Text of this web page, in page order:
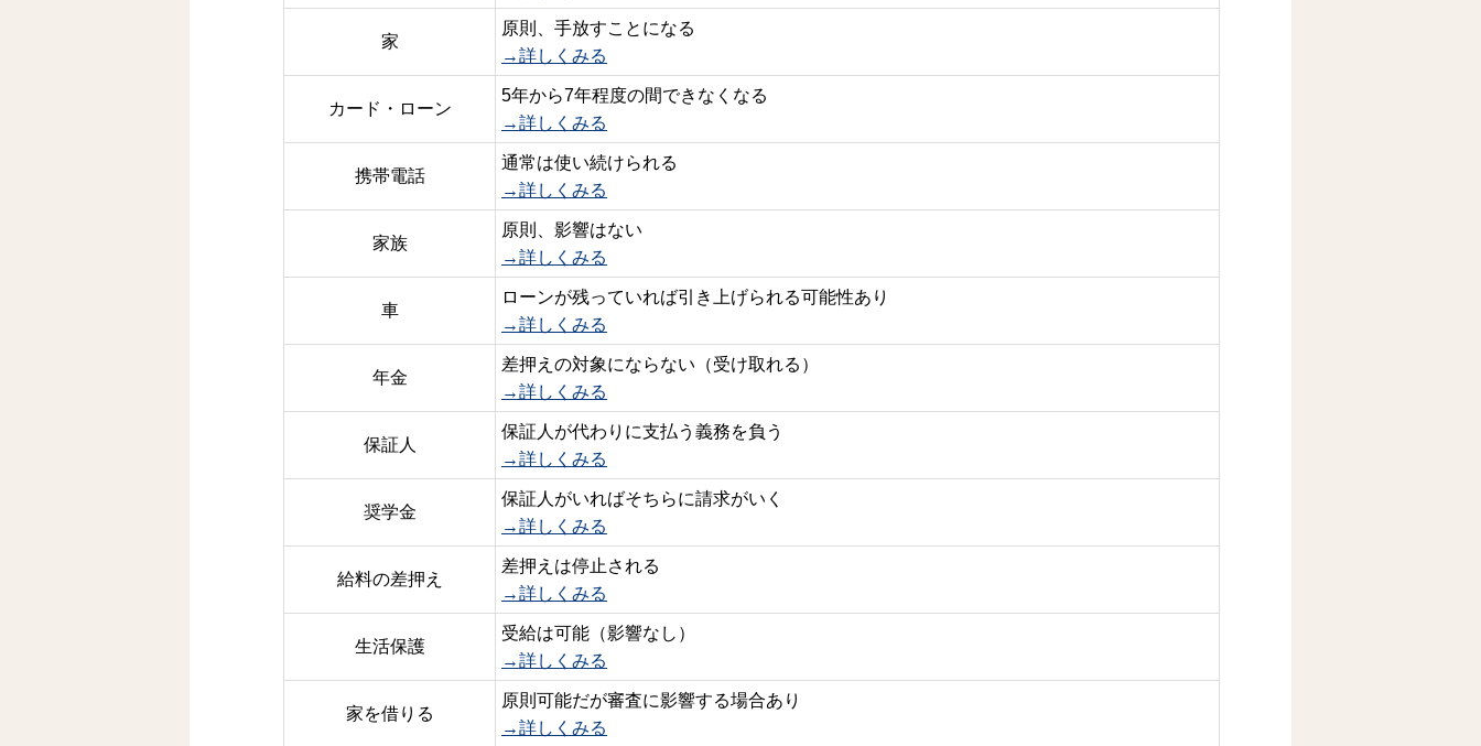
家
原則、手放すことになる
→詳しくみる
カード・ローン
5年から7年程度の間できなくなる
→詳しくみる
携帯電話
通常は使い続けられる
→詳しくみる
家族
原則、影響はない
→詳しくみる
車
ローンが残っていれば引き上げられる可能性あり
→詳しくみる
年金
差押えの対象にならない（受け取れる）
→詳しくみる
保証人
保証人が代わりに支払う義務を負う
→詳しくみる
奨学金
保証人がいればそちらに請求がいく
→詳しくみる
給料の差押え
差押えは停止される
→詳しくみる
生活保護
受給は可能（影響なし）
→詳しくみる
家を借りる
原則可能だが審査に影響する場合あり
→詳しくみる